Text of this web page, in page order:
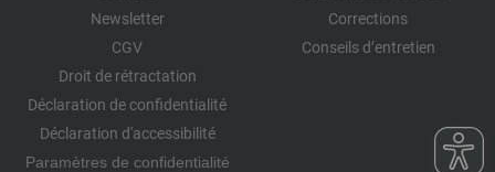
Newsletter
CGV
Droit de rétractation
Déclaration de confidentialité
Déclaration d'accessibilité
Paramètres de confidentialité
Corrections
Conseils d’entretien